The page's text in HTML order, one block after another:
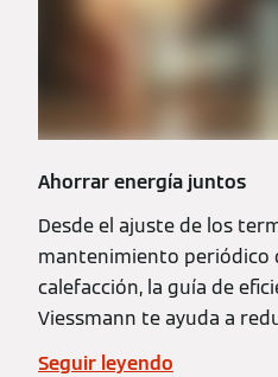
Ahorrar energía juntos
Desde el ajuste de los
mantenimiento periódico
calefacción, la guía de
Viessmann te ayuda a
Seguir leyendo